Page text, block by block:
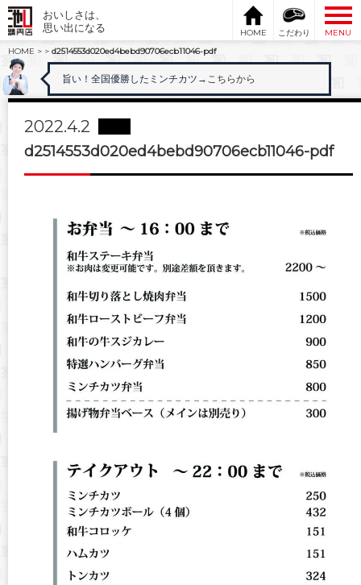
おいしさは、
思い出になる
HOME こだわり
MENU
HOME > > d2514553d020ed4bebd90706ecb11046-pdf
旨い！全国優勝したミンチカツ →こちらから
2022.4.2
d2514553d020ed4bebd90706ecb11046-pdf